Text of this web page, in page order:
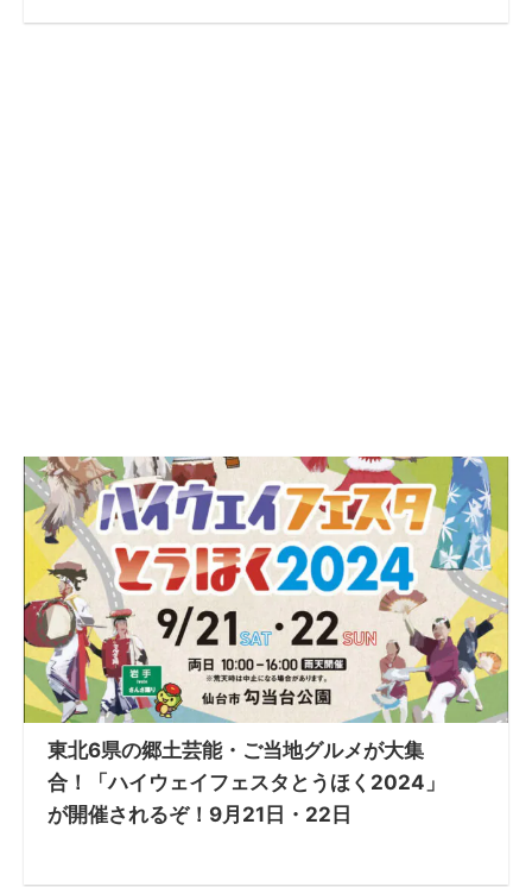
東北6県の郷土芸能・ご当地グルメが大集
合！「ハイウェイフェスタとうほく2024」
が開催されるぞ！9月21日・22日